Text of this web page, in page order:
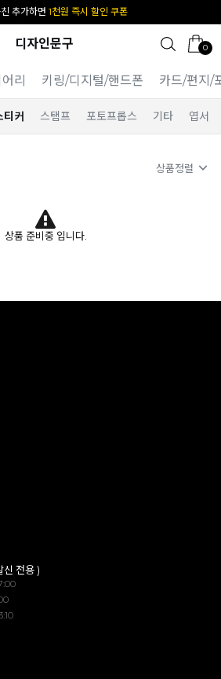
추가하면 1천원 즉시 할인 쿠폰
디자인문구 0
리 키링/디지털/핸드폰 카드/편지/
티커 스탬프 포토프롭스 기타 엽서
상품정렬
상품 준비중 입니다.
신 전용 )